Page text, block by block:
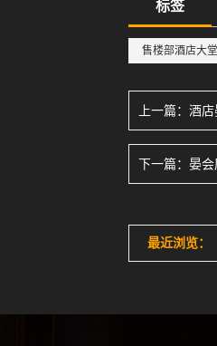
标签
售楼部酒店大
上一篇： 酒店
下一篇： 晏会
最近浏览：